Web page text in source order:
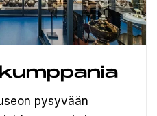
pysyvään